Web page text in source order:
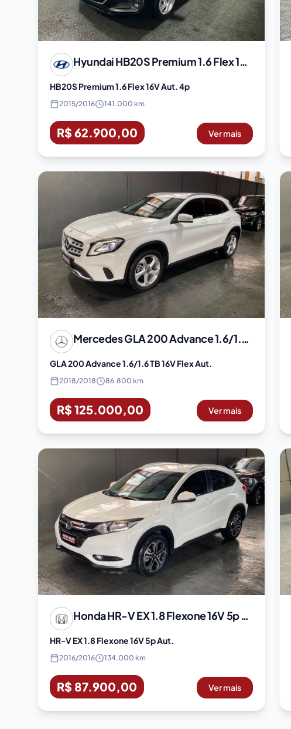
HyundaiHB20S Premium 1.6 Flex 16V Aut. 4p
HB20S Premium 1.6 Flex 16V Aut. 4p
2015/2016 141.000 km
R$ 62.900,00 Ver mais
MercedesGLA 200 Advance 1.6/1.6 TB 16V Flex Aut.
GLA 200 Advance 1.6/1.6 TB 16V Flex Aut.
2018/2018 86.800 km
R$ 125.000,00 Ver mais
HondaHR-V EX 1.8 Flexone 16V 5p Aut.
HR-V EX 1.8 Flexone 16V 5p Aut.
2016/2016 134.000 km
R$ 87.900,00 Ver mais